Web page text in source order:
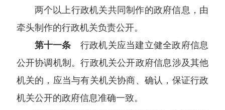
两个以上行政机关共同制作的政府信息，由
牵头制作的行政机关负责公开。
第十一条 行政机关应当建立健全政府信息
公开协调机制。行政机关公开政府信息涉及其他
机关的，应当与有关机关协商、确认，保证行政
机关公开的政府信息准确一致。